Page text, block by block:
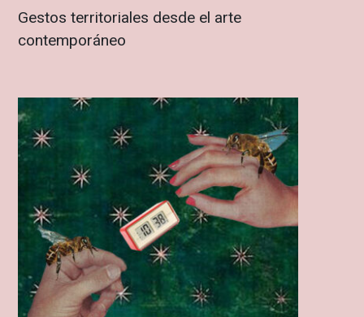
Gestos territoriales desde el arte
contemporáneo